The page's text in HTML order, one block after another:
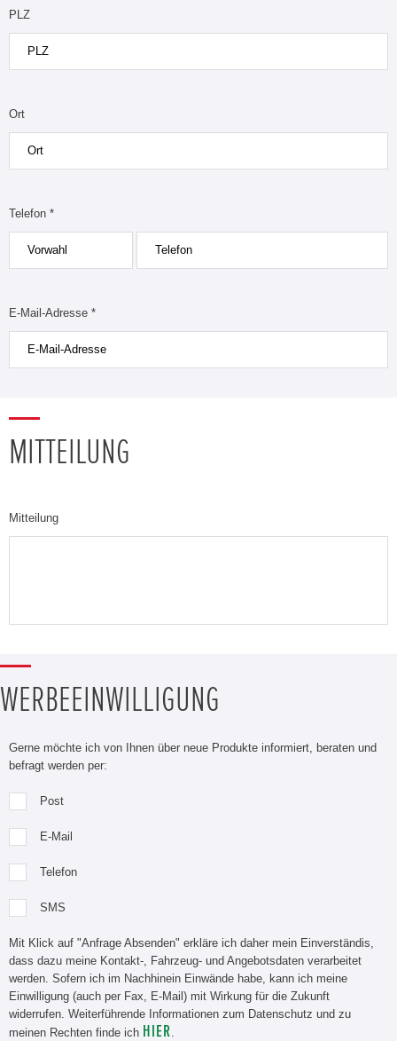
PLZ
Ort
Telefon *
E-Mail-Adresse *
MITTEILUNG
Mitteilung
WERBEEINWILLIGUNG
Gerne möchte ich von Ihnen über neue Produkte informiert, beraten und
befragt werden per:
Post
E-Mail
Telefon
SMS
Mit Klick auf "Anfrage Absenden" erkläre ich daher mein Einverständis,
dass dazu meine Kontakt-, Fahrzeug- und Angebotsdaten verarbeitet
werden. Sofern ich im Nachhinein Einwände habe, kann ich meine
Einwilligung (auch per Fax, E-Mail) mit Wirkung für die Zukunft
widerrufen. Weiterführende Informationen zum Datenschutz und zu
meinen Rechten finde ich HIER.